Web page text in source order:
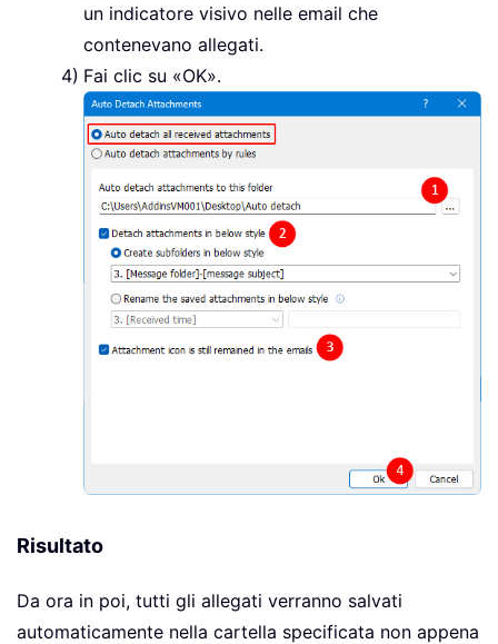
un indicatore visivo nelle email che
contenevano allegati.
Fai clic su «OK».
Risultato
Da ora in poi, tutti gli allegati verranno salvati
automaticamente nella cartella specificata non appena